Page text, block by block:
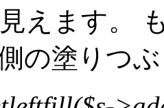
えます。
の塗りつ